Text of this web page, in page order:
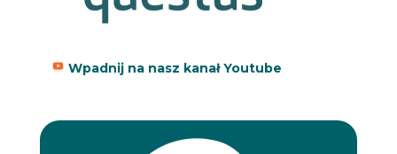
Wpadnij na nasz kanał Youtube